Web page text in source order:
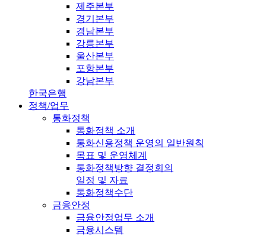
제주본부
경기본부
경남본부
강릉본부
울산본부
포항본부
강남본부
한국은행
정책/업무
통화정책
통화정책 소개
통화신용정책 운영의 일반원칙
목표 및 운영체계
통화정책방향 결정회의
일정 및 자료
통화정책수단
금융안정
금융안정업무 소개
금융시스템